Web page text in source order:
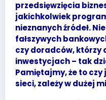
przedsięwzięcia
jakichkolwiek
nieznanych źródeł.
fałszywych
czy doradców, którzy
inwestycjach – tak
Pamiętajmy, że to
sieci, zależy w dużej